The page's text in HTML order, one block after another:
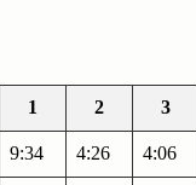
1 2 3
9:34 4:26 4:06